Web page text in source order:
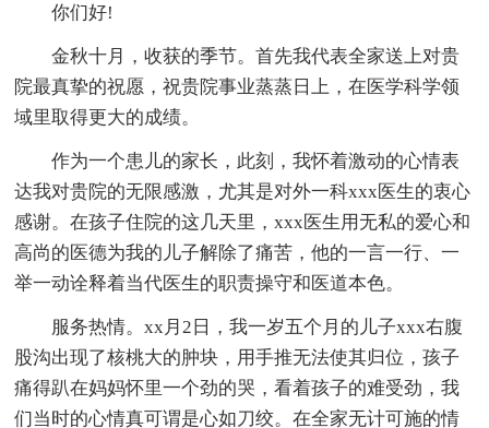
你们好!
金秋十月，收获的季节。首先我代表全家送上对贵
院最真挚的祝愿，祝贵院事业蒸蒸日上，在医学科学领
域里取得更大的成绩。
作为一个患儿的家长，此刻，我怀着激动的心情表
达我对贵院的无限感激，尤其是对外一科xxx医生的衷心
感谢。在孩子住院的这几天里，xxx医生用无私的爱心和
高尚的医德为我的儿子解除了痛苦，他的一言一行、一
举一动诠释着当代医生的职责操守和医道本色。
服务热情。xx月2日，我一岁五个月的儿子xxx右腹
股沟出现了核桃大的肿块，用手推无法使其归位，孩子
痛得趴在妈妈怀里一个劲的哭，看着孩子的难受劲，我
们当时的心情真可谓是心如刀绞。在全家无计可施的情